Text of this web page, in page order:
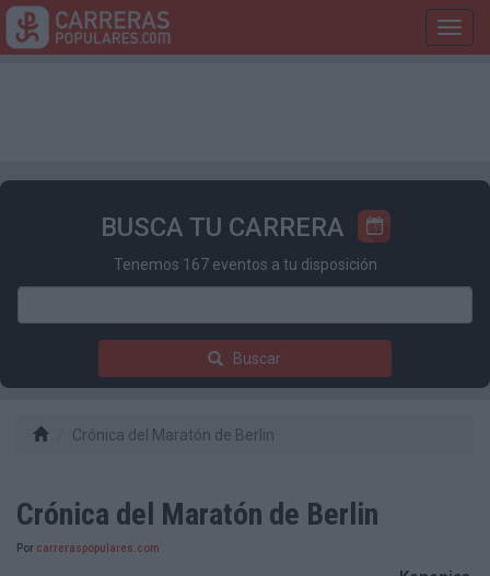
BUSCA TU CARRERA
Tenemos 167 eventos a tu disposición
Buscar
Crónica del Maratón de Berlin
Crónica del Maratón de Berlin
Por carreraspopulares.com